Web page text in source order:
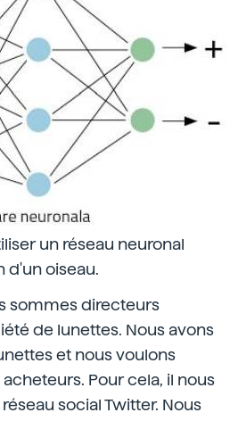
un réseau neuronal
d'un oiseau.
sommes directeurs
de lunettes. Nous avons
et nous voulons
Pour cela, il nous
social Twitter. Nous